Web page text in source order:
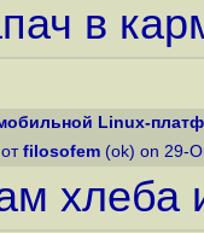
в
Linux-
filosofem (ok) on 29-
хлеба